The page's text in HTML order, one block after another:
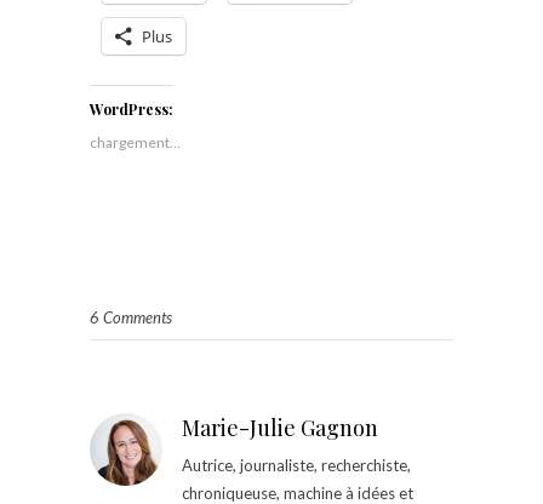
Plus
WordPress:
chargement…
6 Comments
Marie-Julie Gagnon
Autrice, journaliste, recherchiste,
chroniqueuse, machine à idées et